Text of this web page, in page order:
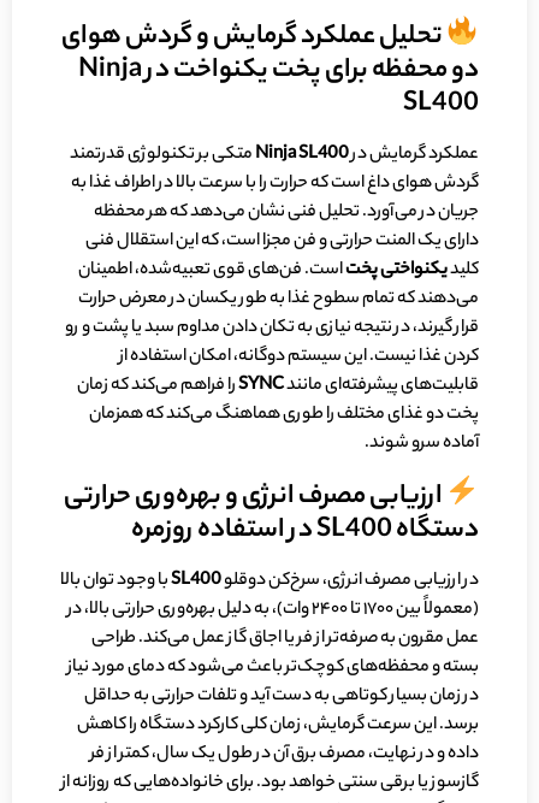
تحلیل عملکرد گرمایش و گردش هوای
دو محفظه برای پخت یکنواخت در Ninja
SL400
عملکرد گرمایش درNinja SL400متکی بر تکنولوژی قدرتمند
گردش هوای داغ است که حرارت را با سرعت بالا در اطراف غذا به
جریان در می‌آورد. تحلیل فنی نشان می‌دهد که هر محفظه
دارای یک المنت حرارتی و فن مجزا است، که این استقلال فنی
کلیدیکنواختی پختاست. فن‌های قوی تعبیه‌شده، اطمینان
می‌دهند که تمام سطوح غذا به طور یکسان در معرض حرارت
قرار گیرند، در نتیجه نیازی به تکان دادن مداوم سبد یا پشت و رو
کردن غذا نیست. این سیستم دوگانه، امکان استفاده از
قابلیت‌های پیشرفته‌ای مانندSYNCرا فراهم می‌کند که زمان
پخت دو غذای مختلف را طوری هماهنگ می‌کند که همزمان
آماده سرو شوند.
ارزیابی مصرف انرژی و بهره‌وری حرارتی
دستگاه SL400 در استفاده روزمره
در ارزیابی مصرف انرژی، سرخ‌کن دوقلوSL400با وجود توان بالا
(معمولاً بین ۱۷۰۰ تا ۲۴۰۰ وات)، به دلیل بهره‌وری حرارتی بالا، در
عمل مقرون به صرفه‌تر از فر یا اجاق گاز عمل می‌کند. طراحی
بسته و محفظه‌های کوچک‌تر باعث می‌شود که دمای مورد نیاز
در زمان بسیار کوتاهی به دست آید و تلفات حرارتی به حداقل
برسد. این سرعت گرمایش، زمان کلی کارکرد دستگاه را کاهش
داده و در نهایت، مصرف برق آن در طول یک سال، کمتر از فر
گازسوز یا برقی سنتی خواهد بود. برای خانواده‌هایی که روزانه از